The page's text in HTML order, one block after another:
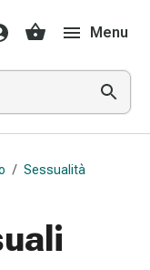
Menu
/ Sessualità